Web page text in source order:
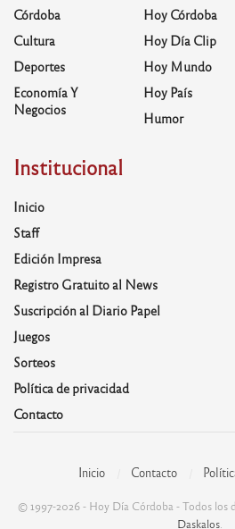
Córdoba
Cultura
Deportes
Economía Y
Negocios
Hoy Córdoba
Hoy Día Clip
Hoy Mundo
Hoy País
Humor
Institucional
Inicio
Staff
Edición Impresa
Registro Gratuito al News
Suscripción al Diario Papel
Juegos
Sorteos
Política de privacidad
Contacto
Inicio Contacto
© 1997-2026 - Hoy Día Córdoba - Todos los
Daskalos.